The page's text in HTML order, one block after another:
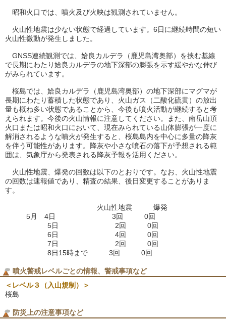
昭和火口では、噴火及び火映は観測されていません。
火山性地震は少ない状態で経過しています。6日に継続時間の短い
火山性微動が発生しました。
GNSS連続観測では、姶良カルデラ（鹿児島湾奥部）を挟む基線
で長期にわたり姶良カルデラの地下深部の膨張を示す緩やかな伸び
がみられています。
桜島では、姶良カルデラ（鹿児島湾奥部）の地下深部にマグマが
長期にわたり蓄積した状態であり、火山ガス（二酸化硫黄）の放出
量も概ね多い状態であることから、今後も噴火活動が継続すると考
えられます。今後の火山情報に注意してください。また、南岳山頂
火口または昭和火口において、現在みられている山体膨張が一度に
解消されるような噴火が発生すると、桜島島内を中心に多量の降灰
を伴う可能性があります。降灰や小さな噴石の落下が予想される範
囲は、気象庁から発表される降灰予報を活用ください。
火山性地震、爆発の回数は以下のとおりです。なお、火山性地震
の回数は速報値であり、精査の結果、後日変更することがありま
す。
火山性地震 爆発
5月 4日 3回 0回
5日 2回 0回
6日 4回 0回
7日 2回 0回
8日15時まで 3回 0回
噴火警戒レベルごとの情報、警戒事項など
＜レベル３（入山規制）＞
桜島
防災上の注意事項など